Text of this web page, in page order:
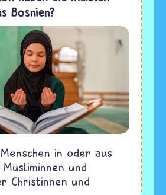
Bosnien?
in oder aus
Musliminnen und
Christinnen und